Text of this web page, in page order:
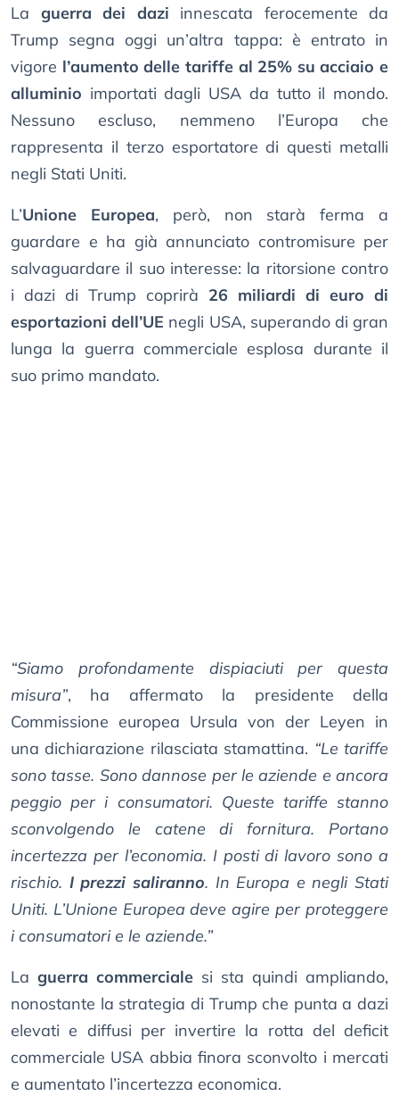
La guerra dei dazi innescata ferocemente da
Trump segna oggi un’altra tappa: è entrato in
vigore l’aumento delle tariffe al 25% su acciaio e
alluminio importati dagli USA da tutto il mondo.
Nessuno escluso, nemmeno l’Europa che
rappresenta il terzo esportatore di questi metalli
negli Stati Uniti.
L’Unione Europea, però, non starà ferma a
guardare e ha già annunciato contromisure per
salvaguardare il suo interesse: la ritorsione contro
i dazi di Trump coprirà 26 miliardi di euro di
esportazioni dell’UE negli USA, superando di gran
lunga la guerra commerciale esplosa durante il
suo primo mandato.
“Siamo profondamente dispiaciuti per questa
misura”, ha affermato la presidente della
Commissione europea Ursula von der Leyen in
una dichiarazione rilasciata stamattina. “Le tariffe
sono tasse. Sono dannose per le aziende e ancora
peggio per i consumatori. Queste tariffe stanno
sconvolgendo le catene di fornitura. Portano
incertezza per l’economia. I posti di lavoro sono a
rischio. I prezzi saliranno. In Europa e negli Stati
Uniti. L’Unione Europea deve agire per proteggere
i consumatori e le aziende.”
La guerra commerciale si sta quindi ampliando,
nonostante la strategia di Trump che punta a dazi
elevati e diffusi per invertire la rotta del deficit
commerciale USA abbia finora sconvolto i mercati
e aumentato l’incertezza economica.